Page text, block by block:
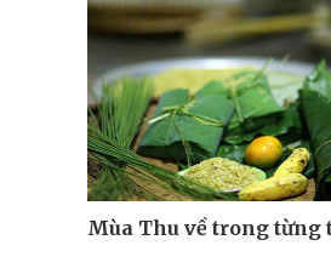
Mùa Thu về trong từng